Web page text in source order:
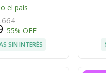
el país
55% OFF
SIN INTERÉS